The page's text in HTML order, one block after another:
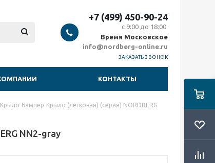
+7 (499) 450-90-24
с 9:00 до 18:00
Время Московское
info@nordberg-online.ru
ЗАКАЗАТЬ ЗВОНОК
КОНТАКТЫ
Бампер-Крыло (легковая) (серая) NORDBERG
NN2-gray